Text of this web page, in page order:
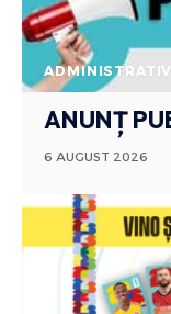
ANUNȚ
6 AUGUST 2026